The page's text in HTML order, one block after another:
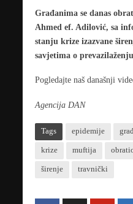
Građanima se danas
Ahmed ef. Adilović, sa
stanju krize izazvane
savjetima o
Pogledajte naš današnji
Agencija DAN
Tags epidemije
krize muftija
širenje travnički